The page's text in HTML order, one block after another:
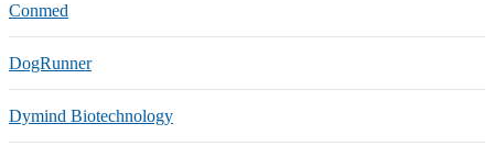
Conmed
DogRunner
Dymind Biotechnology